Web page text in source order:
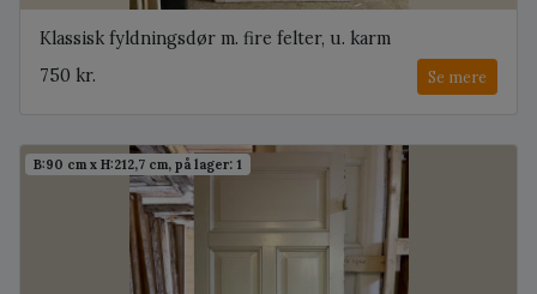
Klassisk fyldningsdør m. fire felter, u. karm
750 kr.
Se mere
B:90 cm x H:212,7 cm, på lager: 1